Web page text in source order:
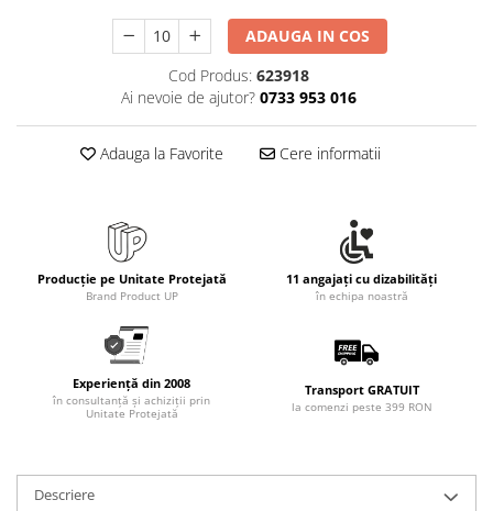
Carioci si creioane colorate
Ascutitori, radiere, agrafe
Foarfece pentru birou
Curatenie si igiena
Produse Antibacteriene
Articole pentru baie
Articole pentru bucatarie
dispensere
ADAUGA IN COS
Cod Produs: 623918
Ai nevoie de ajutor? 0733 953 016
Adauga la Favorite Cere informatii
Producție pe Unitate Protejată
Brand Product UP
11 angajați cu dizabilități
în echipa noastră
Experiență din 2008
în consultanță și achiziții prin
Unitate Protejată
Transport GRATUIT
la comenzi peste 399 RON
Descriere